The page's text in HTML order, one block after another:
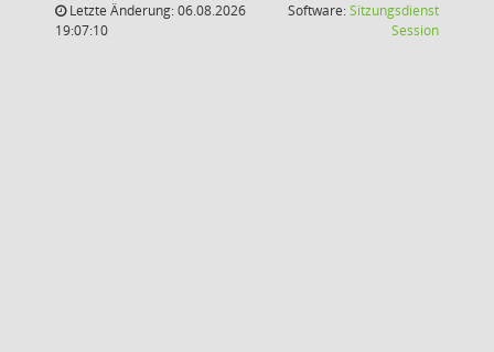
Letzte Änderung: 06.08.2026
19:07:10
Software:Sitzungsdienst
Session(Wird in